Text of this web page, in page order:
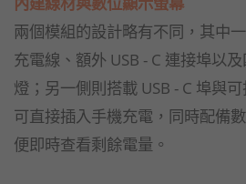
兩個模組的設計略有不同，其中
充電線、額外 USB - C 連接埠以
燈；另一側則搭載 USB - C 埠與可
可直接插入手機充電，同時配備
便即時查看剩餘電量。